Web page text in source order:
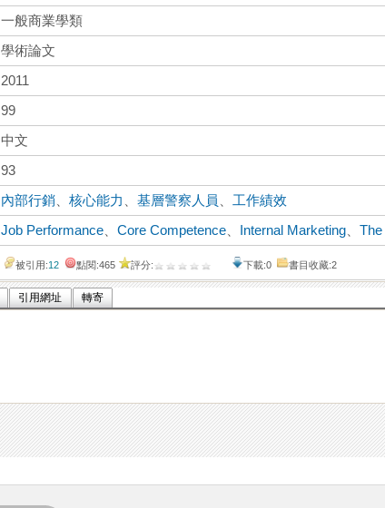
一般商業學類
學術論文
2011
99
中文
93
內部行銷 、核心能力 、基層警察人員
工作績效
Job Performance 、Core Competence Internal Marketing 、
被引用:12 點閱:465 評分: 下載:0 書目收藏:2
引用網址 轉寄